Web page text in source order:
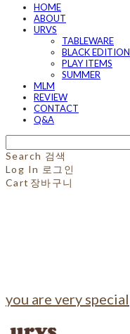
HOME
ABOUT
URVS
TABLEWARE
BLACK EDITION
PLAY ITEMS
SUMMER
MLM
REVIEW
CONTACT
Q&A
Search 검색
Log In 로그인
Cart 장바구니
you are very special